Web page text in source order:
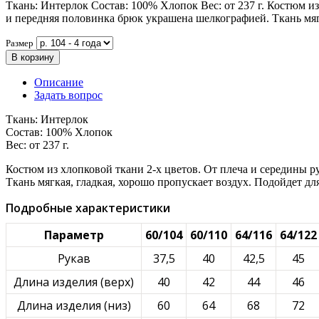
Ткань: Интерлок Состав: 100% Хлопок Вес: от 237 г. Костюм
и передняя половинка брюк украшена шелкографией. Ткань
Размер
В корзину
Описание
Задать вопрос
Ткань: Интерлок
Состав: 100% Хлопок
Вес: от 237 г.
Костюм из хлопковой ткани 2-х цветов. От плеча и середины
Ткань мягкая, гладкая, хорошо пропускает воздух. Подойдет
Подробные характеристики
Параметр
60/104 60/110 64/116 64/122
Рукав
37,5 40 42,5
45
Длина изделия (верх)
40 42 44
46
Длина изделия (низ)
60 64 68 72